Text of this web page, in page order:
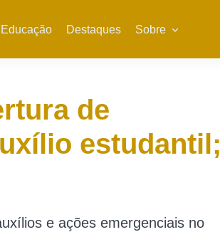
Educação Destaques Sobre
de
estudantil;
e ações emergenciais no